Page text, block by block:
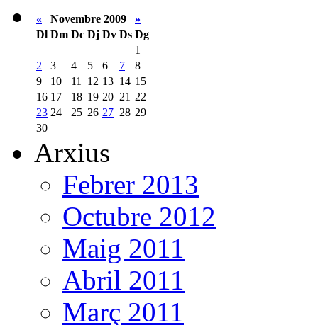
« Novembre 2009
»
Dl Dm Dc Dj Dv Ds Dg
1
2
3 4 5 6 7
8
9
10 11 12 13 14 15
16 17 18 19 20 21 22
23 24 25 26 27 28 29
30
Arxius
Febrer 2013
Octubre 2012
Maig 2011
Abril 2011
Març 2011